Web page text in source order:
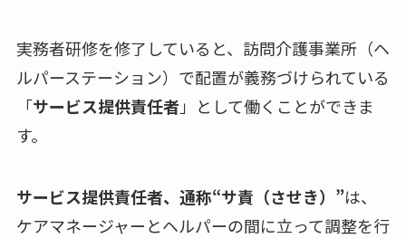
実務者研修を修了していると、訪問介護事業所（ヘ
ルパーステーション）で配置が義務づけられている
「サービス提供責任者 」として働くことができま
す。
サービス提供責任者、通称“サ責（させき）”は、
ケアマネージャーとヘルパーの間に立って調整を行